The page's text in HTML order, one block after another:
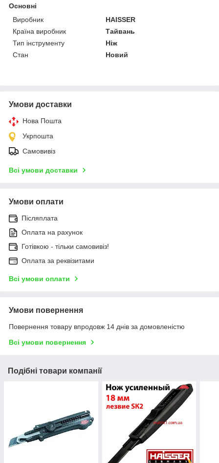
Основні
Виробник
HAISSER
Країна виробник
Тайвань
Тип інструменту
Ніж
Стан
Новий
Умови доставки
Нова Пошта
Укрпошта
Самовивіз
Всі умови доставки
Умови оплати
Післяплата
Оплата на рахунок
Готівкою - тільки самовивіз!
Оплата за реквізитами
Всі умови оплати
Умови повернення
Повернення товару впродовж 14 днів за домовленістю
Всі умови повернення
Подібні товари компанії